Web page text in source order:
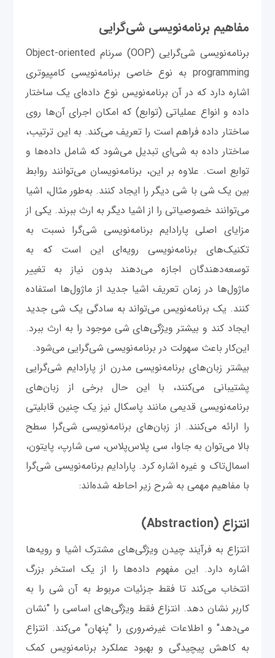
مفاهیم برنامه‌نویسی شی‌گرایی
برنامه‌نویسی شی‌گرایی (OOP) سرنام Object-oriented
programming به نوع خاصی برنامه‌نویسی کامپیوتری
اشاره دارد که در آن برنامه‌نویس نوع داده‌ای یک ساختار
داده و انواع عملیاتی (توابع) که امکان اجرای آن‌ها روی
ساختار داده فراهم است را تعریف می‌کند. به این ترتیب‌،
ساختار داده به شی‌ای تبدیل می‌شود که شامل داده‌ها و
توابع است. علاوه بر این، برنامه‌نویسان می‌توانند روابط
بین یک شی با شی دیگر را ایجاد کنند. به‌طور مثال، اشیا
می‌توانند خصوصیاتی را از اشیا دیگر به ارث ببرند. یکی از
مزایای اصلی پارادایم برنامه‌نویسی شی‌گرا نسبت به
تکنیک‌های برنامه‌نویسی رویه‌ای این است که به
توسعه‌دهندگان اجازه می‌دهند بدون نیاز به تغییر
ماژول‌ها در زمان تعریف اشیا جدید از ماژول‌ها استفاده
کنند. یک برنامه‌نویس می‌تواند به سادگی یک شی جدید
ایجاد کند و بیشتر ویژگی‌های شی موجود را به ارث ببرد.
این‌کار باعث سهولت در برنامه‌نویسی شی‌گرایی می‌شود.
بیشتر زبان‌های برنامه‌نویسی مدرن از پارادایم شی‌گرایی
پشتیبانی می‌کنند، با این حال برخی از زبان‌های
برنامه‌نویسی قدیمی مانند پاسکال نیز یک چنین قابلیتی
را ارائه می‌کنند. از زبان‌های برنامه‌نویسی شی‌گرا سطح
بالا می‌توان به جاوا، سی پلاس‌پلاس، سی شارپ، پایتون،
اسمال‌تاک و غیره اشاره کرد. پارادایم برنامه‌نویسی شی‌گرا
با مفاهیم مهمی به شرح زیر احاطه شده‌اند:
انتزاع (Abstraction)
انتزاع به فرآیند چیدن ویژگی‌های مشترک اشیا و رویه‌ها
اشاره دارد. این مفهوم داده‌ها را از یک استخر بزرگ
انتخاب می‌کند تا فقط جزئیات مربوط به آن شی را به
کاربر نشان دهد. انتزاع فقط ویژگی‌های اساسی را "نشان
می‌دهد" و اطلاعات غیرضروری را "پنهان" می‌کند. انتزاع
به کاهش پیچیدگی و بهبود عملکرد برنامه‌نویس کمک